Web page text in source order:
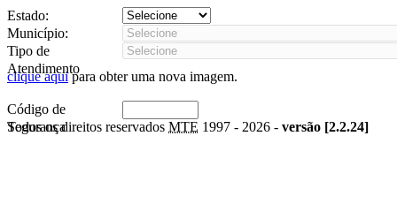
Estado:
Município:
Tipo de
Atendimento
clique aquipara obter uma nova imagem.
Código de
Segurança
Todos os direitos reservados MTE 1997 - 2026 - versão [2.2.24]